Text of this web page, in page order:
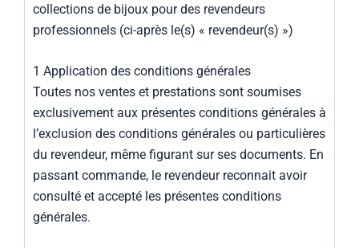
collections de bijoux pour des revendeurs
professionnels (ci-après le(s) « revendeur(s) »)
1 Application des conditions générales
Toutes nos ventes et prestations sont soumises
exclusivement aux présentes conditions générales à
l’exclusion des conditions générales ou particulières
du revendeur, même figurant sur ses documents. En
passant commande, le revendeur reconnait avoir
consulté et accepté les présentes conditions
générales.